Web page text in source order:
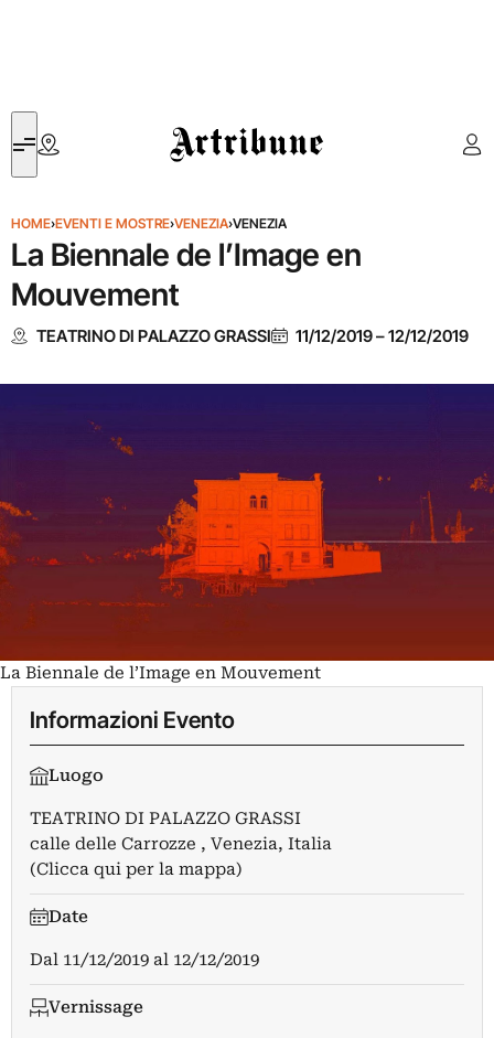
Artribune
HOME›EVENTI E MOSTRE›VENEZIA›VENEZIA
La Biennale de l’Image en
Mouvement
TEATRINO DI PALAZZO GRASSI 11/12/2019–12/12/2019
La Biennale de l’Image en Mouvement
Informazioni Evento
Luogo
TEATRINO DI PALAZZO GRASSI
calle delle Carrozze , Venezia, Italia
(Clicca qui per la mappa)
Date
Dal 11/12/2019 al 12/12/2019
Vernissage